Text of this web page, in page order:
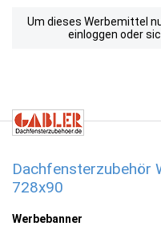
Um dieses Werbemittel
einloggen oder
Dachfensterzubehör
728x90
Werbebanner